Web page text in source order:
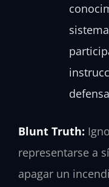
Blunt Truth:
representarse a
apagar un